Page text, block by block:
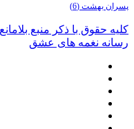
پسران بهشت (6)
کلیه حقوق با ذکر منبع
رسانه نغمه های عشق